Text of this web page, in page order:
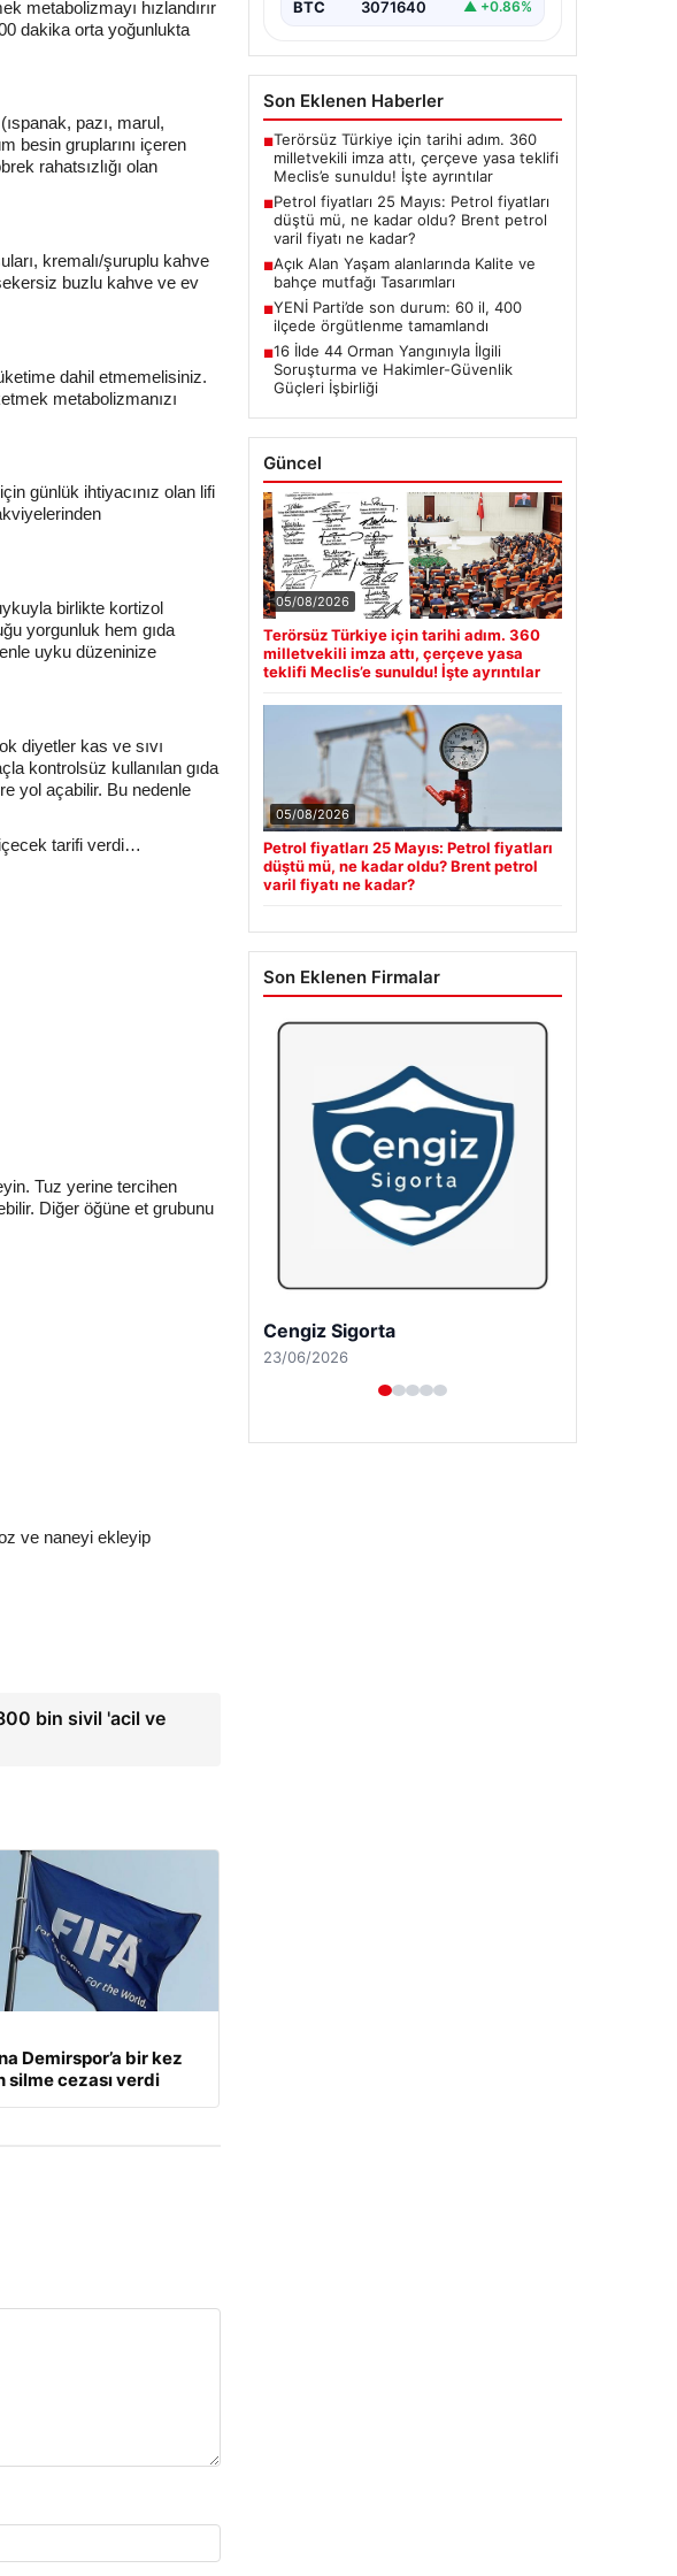
metabolizmayı hızlandırır
dakika orta yoğunlukta
pazı, marul,
besin gruplarını içeren
rahatsızlığı olan
kremalı/şuruplu kahve
buzlu kahve ve ev
dahil etmemelisiniz.
metabolizmanızı
günlük ihtiyacınız olan lifi
birlikte kortizol
yorgunluk hem gıda
uyku düzeninize
diyetler kas ve sıvı
kontrolsüz kullanılan gıda
yol açabilir. Bu nedenle
içecek tarifi verdi…
Tuz yerine tercihen
Diğer öğüne et grubunu
ve naneyi ekleyip
bin sivil 'acil ve
Demirspor’a bir kez
silme cezası verdi
BTC 3071640 ▲ +0.86%
Son Eklenen Haberler
■Terörsüz Türkiye için tarihi adım. 360
milletvekili imza attı, çerçeve yasa teklifi
Meclis’e sunuldu! İşte ayrıntılar
■Petrol fiyatları 25 Mayıs: Petrol fiyatları
düştü mü, ne kadar oldu? Brent petrol
varil fiyatı ne kadar?
■Açık Alan Yaşam alanlarında Kalite ve
bahçe mutfağı Tasarımları
■YENİ Parti’de son durum: 60 il, 400
ilçede örgütlenme tamamlandı
■16 İlde 44 Orman Yangınıyla İlgili
Soruşturma ve Hakimler-Güvenlik
Güçleri İşbirliği
Güncel
05/08/2026
Terörsüz Türkiye için tarihi adım. 360
milletvekili imza attı, çerçeve yasa
teklifi Meclis’e sunuldu! İşte ayrıntılar
05/08/2026
Petrol fiyatları 25 Mayıs: Petrol fiyatları
düştü mü, ne kadar oldu? Brent petrol
varil fiyatı ne kadar?
Son Eklenen Firmalar
Hastaş Beton
26/05/2026